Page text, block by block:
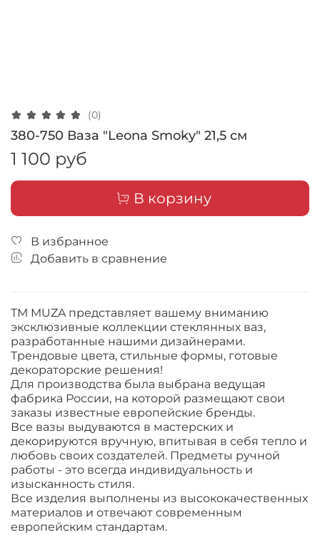
(0)
380-750 Ваза "Leona Smoky" 21,5 см
1 100 руб
В корзину
В избранное
Добавить в сравнение
ТМ MUZA представляет вашему вниманию
эксклюзивные коллекции стеклянных ваз,
разработанные нашими дизайнерами.
Трендовые цвета, стильные формы, готовые
декораторские решения!
Для производства была выбрана ведущая
фабрика России, на которой размещают свои
заказы известные европейские бренды.
Все вазы выдуваются в мастерских и
декорируются вручную, впитывая в себя тепло и
любовь своих создателей. Предметы ручной
работы - это всегда индивидуальность и
изысканность стиля.
Все изделия выполнены из высококачественных
материалов и отвечают современным
европейским стандартам.